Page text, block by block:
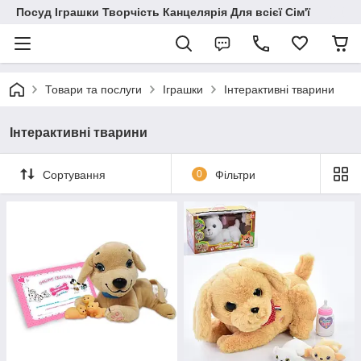
Посуд Іграшки Творчість Канцелярія Для всієї Сім'ї
Товари та послуги Іграшки Інтерактивні тварини
Інтерактивні тварини
Сортування 0 Фільтри